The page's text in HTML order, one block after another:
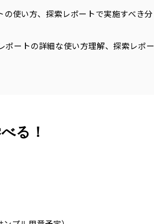
使い方、 探索レポートで実施すべき分
ートの詳細な使い方理解、探索レポー
る！